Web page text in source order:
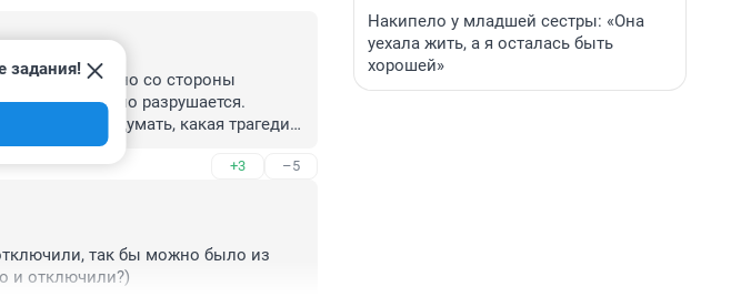
достаточно со стороны
уже постепенно разрушается.
Страшно подумать, какая трагедия
+3 –5
задания!
так бы можно было из
и отключили?)
Накипело у младшей сестры: «Она
уехала жить, а я осталась быть
хорошей»